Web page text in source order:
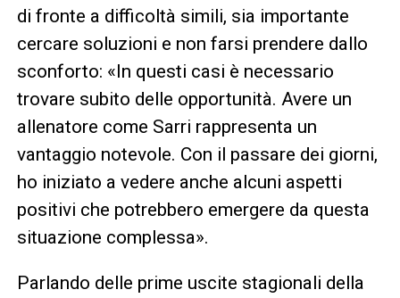
di fronte a difficoltà simili, sia importante
cercare soluzioni e non farsi prendere dallo
sconforto: «In questi casi è necessario
trovare subito delle opportunità. Avere un
allenatore come Sarri rappresenta un
vantaggio notevole. Con il passare dei giorni,
ho iniziato a vedere anche alcuni aspetti
positivi che potrebbero emergere da questa
situazione complessa».
Parlando delle prime uscite stagionali della